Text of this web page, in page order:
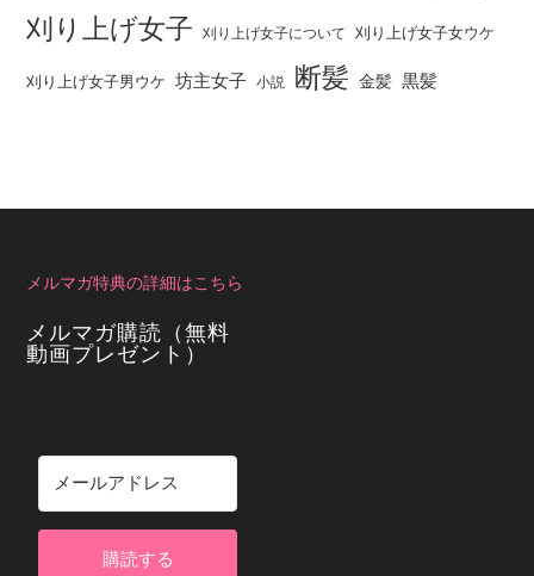
刈り上げ女子 刈り上げ女子について 刈り上げ女子女ウケ
刈り上げ女子男ウケ 坊主女子 小説 断髪 金髪 黒髪
メルマガ特典の詳細はこちら
メルマガ購読（無料
動画プレゼント）
購読する